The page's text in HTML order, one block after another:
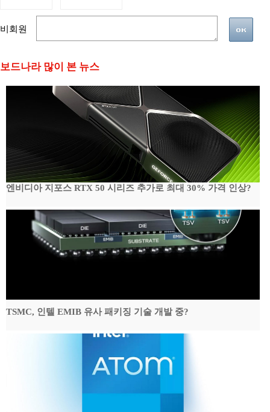
비회원
보드나라 많이 본 뉴스
엔비디아 지포스 RTX 50 시리즈 추가로 최대 30% 가격 인상?
TSMC, 인텔 EMIB 유사 패키징 기술 개발 중?